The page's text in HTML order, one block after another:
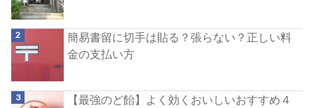
簡易書留に切手は貼る？張らない？正しい料
金の支払い方
【最強のど飴】よく効くおいしいおすすめ４